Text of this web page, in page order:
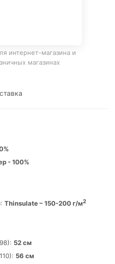
интернет-магазина и
магазинах
- 100%
Thinsulate – 150-200 г/м2
52 см
56 см